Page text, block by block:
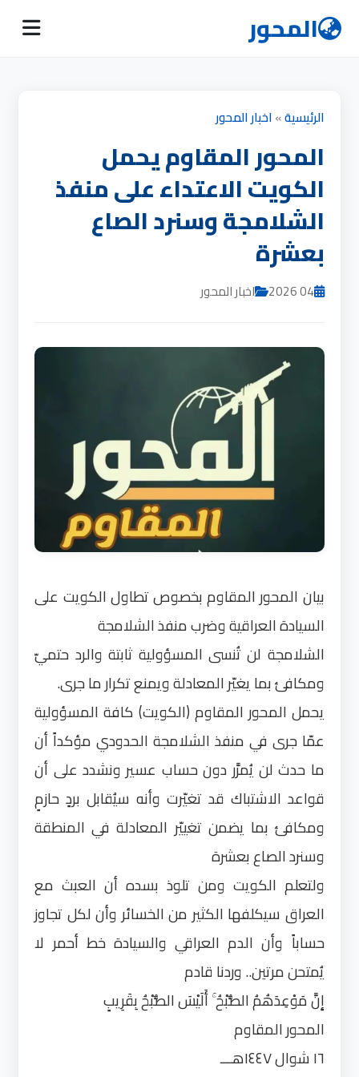
المحور
الرئيسية»اخبار المحور
المحور المقاوم يحمل
الكويت الاعتداء على منفذ
الشلامجة وسنرد الصاع
بعشرة
04 2026 اخبار المحور
بيان المحور المقاوم بخصوص تطاول الكويت على
السيادة العراقية وضرب منفذ الشلامجة
الشلامجة لن تُنسى المسؤولية ثابتة والرد حتميّ
ومكافئ بما يغيّر المعادلة ويمنع تكرار ما جرى.
يحمل المحور المقاوم (الكويت) كافة المسؤولية
عمّا جرى في منفذ الشلامجة الحدودي مؤكداً أن
ما حدث لن يُمرَّر دون حساب عسير ونشدد على أن
قواعد الاشتباك قد تغيّرت وأنه سيُقابل بردٍ حازمٍ
ومكافئ بما يضمن تغييّر المعادلة في المنطقة
وسنرد الصاع بعشرة
ولتعلم الكويت ومن تلوذ بسده أن العبث مع
العراق سيكلفها الكثير من الخسائر وأن لكل تجاوز
حساباً وأن الدم العراقي والسيادة خط أحمر لا
يُمتحن مرتين.. وردنا قادم
إِنَّ مَوْعِدَهُمُ الصُّبْحُ ۚ أَلَيْسَ الصُّبْحُ بِقَرِيبٍ
المحور المقاوم
١٦ شوال ١٤٤٧هـــ